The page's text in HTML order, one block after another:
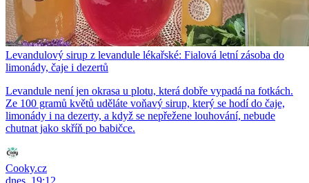
Levandulový sirup z levandule lékařské: Fialová letní zásoba do
limonády, čaje i dezertů
Levandule není jen okrasa u plotu, která dobře vypadá na fotkách.
Ze 100 gramů květů uděláte voňavý sirup, který se hodí do čaje,
limonády i na dezerty, a když se nepřežene louhování, nebude
chutnat jako skříň po babičce.
Cooky.cz